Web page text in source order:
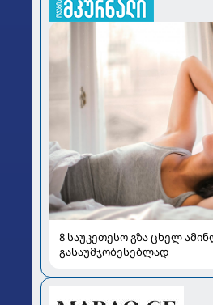
8 საუკეთესო გზა ცხელ
გასაუმჯობესებლად